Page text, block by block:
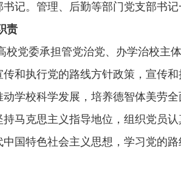
书记。管理、后勤等部门党支部书
责
委承担管党治党、办学治校主体
执行党的路线方针政策，宣传和
动学校科学发展，培养德智体美劳
克思主义指导地位，组织党员认
中国特色社会主义思想，学习党的